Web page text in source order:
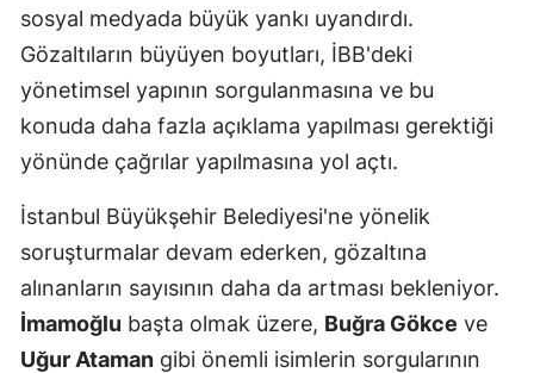
sosyal medyada büyük yankı uyandırdı.
Gözaltıların büyüyen boyutları, İBB'deki
yönetimsel yapının sorgulanmasına ve bu
konuda daha fazla açıklama yapılması gerektiği
yönünde çağrılar yapılmasına yol açtı.
İstanbul Büyükşehir Belediyesi'ne yönelik
soruşturmalar devam ederken, gözaltına
alınanların sayısının daha da artması bekleniyor.
İmamoğlu başta olmak üzere, Buğra Gökce ve
Uğur Ataman gibi önemli isimlerin sorgularının